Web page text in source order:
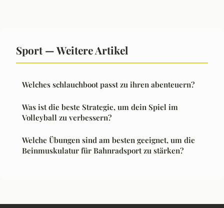
Sport — Weitere Artikel
Welches schlauchboot passt zu ihren abenteuern?
Was ist die beste Strategie, um dein Spiel im
Volleyball zu verbessern?
Welche Übungen sind am besten geeignet, um die
Beinmuskulatur für Bahnradsport zu stärken?